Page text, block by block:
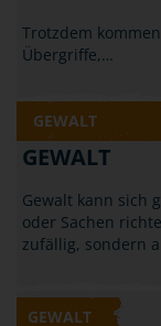
Trotzdem
Übergriffe,…
GEWALT
GEWALT
Gewalt kann sich
oder Sachen
zufällig, sondern
GEWALT